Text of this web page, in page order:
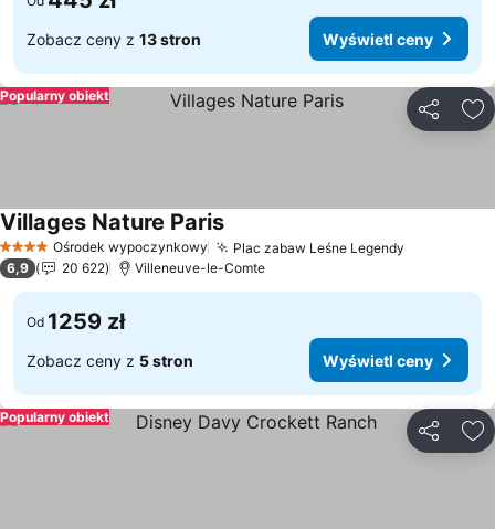
Zobacz ceny z 13 stron Wyświetl ceny
Popularny obiekt
4 KategoriaOśrodek wypoczynkowy Plac zabaw Leśne Legendy
Villages Nature ParisWyświetl ceny
6,9 20 622 Villeneuve-le-Comte
Od 1259 zł
Zobacz ceny z 5 stron Wyświetl ceny
Popularny obiekt